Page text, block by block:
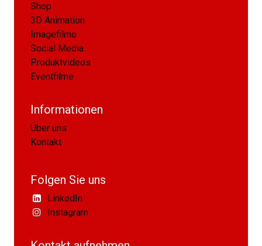
Shop
3D Animation
Imagefilme
Social Media
Produktvideos
Eventfilme
Informationen
Über uns
Kontakt
Folgen Sie uns
LinkedIn
Instagram